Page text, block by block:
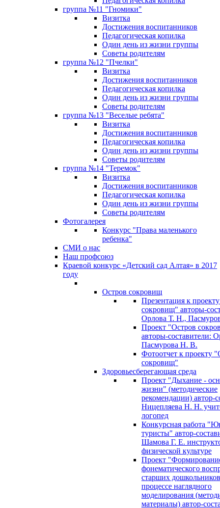
группа №11 "Гномики"
Визитка
Достижения воспитанников
Педагогическая копилка
Один день из жизни группы
Советы родителям
группа №12 "Пчелки"
Визитка
Достижения воспитанников
Педагогическая копилка
Один день из жизни группы
Советы родителям
группа №13 "Веселые ребята"
Визитка
Достижения воспитанников
Педагогическая копилка
Один день из жизни группы
Советы родителям
группа №14 "Теремок"
Визитка
Достижения воспитанников
Педагогическая копилка
Один день из жизни группы
Советы родителям
Фотогалерея
Конкурс "Права маленького
ребенка"
СМИ о нас
Наш профсоюз
Краевой конкурс «Детский сад Алтая» в 2017
году
Остров сокровищ
Презентация к
сокровищ" авторы-
Орлова Т. Н.,
Проект "Остров
авторы-составители:
Пасмурова Н. В.
Фотоотчет к проекту
сокровищ"
Здоровьесберегающая среда
Проект "Дыхание -
жизни" (методические
рекомендации) автор-
Ницепляева Н. Н.
логопед
Конкурсная работа
туристы" автор-
Шамова Г. Е.
физической культуре
Проект
фонематического
старших
процессе наглядного
моделирования
материалы) автор-